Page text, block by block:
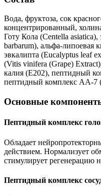
Вода, фруктоза, сок
концентрированный,
Готу Кола (Centella
barbarum), альфа-липоевая
эвкалипта (Eucalyptus leaf
(Vitis vinifera (Grape)
калия (Е202), пептидный
пептидный комплекс АА-7
Основные
Пептидный комплекс
Обладает
действием. Нормализует
стимулирует регенерацию
Пептидный комплекс